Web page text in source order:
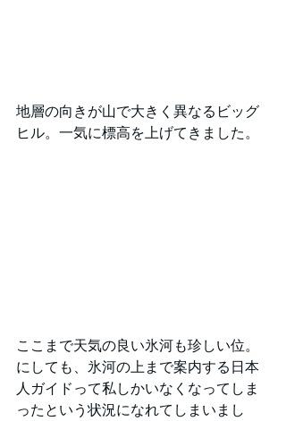
地層の向きが山で大きく異なるビッグ
ヒル。一気に標高を上げてきました。
ここまで天気の良い氷河も珍しい位。
にしても、氷河の上まで案内する日本
人ガイドって私しかいなくなってしま
ったという状況になれてしまいまし